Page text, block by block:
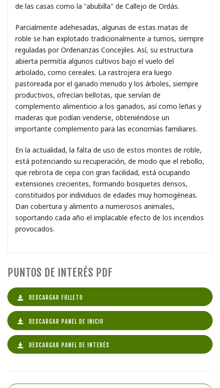
de las casas como la "abubilla" de Callejo de Ordás.
Parcialmente adehesadas, algunas de estas matas de
roble se han explotado tradicionalmente a turnos, siempre
reguladas por Ordenanzas Concejiles. Así, su estructura
abierta permitía algunos cultivos bajo el vuelo del
arbolado, como cereales. La rastrojera era luego
pastoreada por el ganado menudo y los árboles, siempre
productivos, ofrecían bellotas, que servían de
complemento alimenticio a los ganados, así como leñas y
maderas que podían venderse, obteniéndose un
importante complemento para las economías familiares.
En la actualidad, la falta de uso de estos montes de roble,
está potenciando su recuperación, de modo que el rebollo,
que rebrota de cepa con gran facilidad, está ocupando
extensiones crecientes, formando bosquetes densos,
constituidos por individuos de edades muy homogéneas.
Dan cobertura y alimento a numerosos animales,
soportando cada año el implacable efecto de los incendios
provocados.
PUNTOS DE INTERÉS PDF
DESCARGAR FOLLETO
DESCARGAR PANEL DE INICIO
DESCARGAR PANEL DE INTERÉS